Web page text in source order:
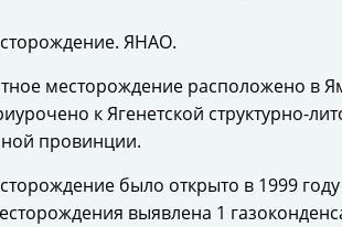
ЯНАО.
месторождение расположено в
к Ягенетской структурно-
провинции.
было открыто в 1999
выявлена 1